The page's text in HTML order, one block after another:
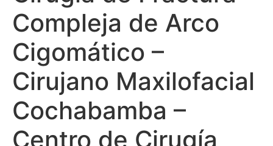
Compleja de Arco
Cigomático –
Cirujano Maxilofacial
Cochabamba –
Centro de Cirugía